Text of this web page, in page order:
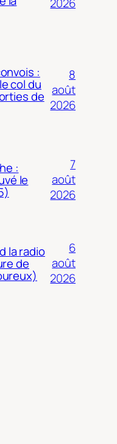
:
col du
de
8
août
2026
:
le
7
août
2026
la radio
de
6
août
2026